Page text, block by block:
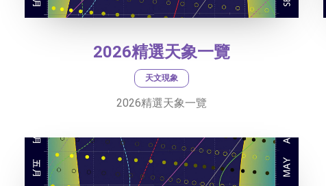
2026精選天象一覽
天文現象
2026精選天象一覽